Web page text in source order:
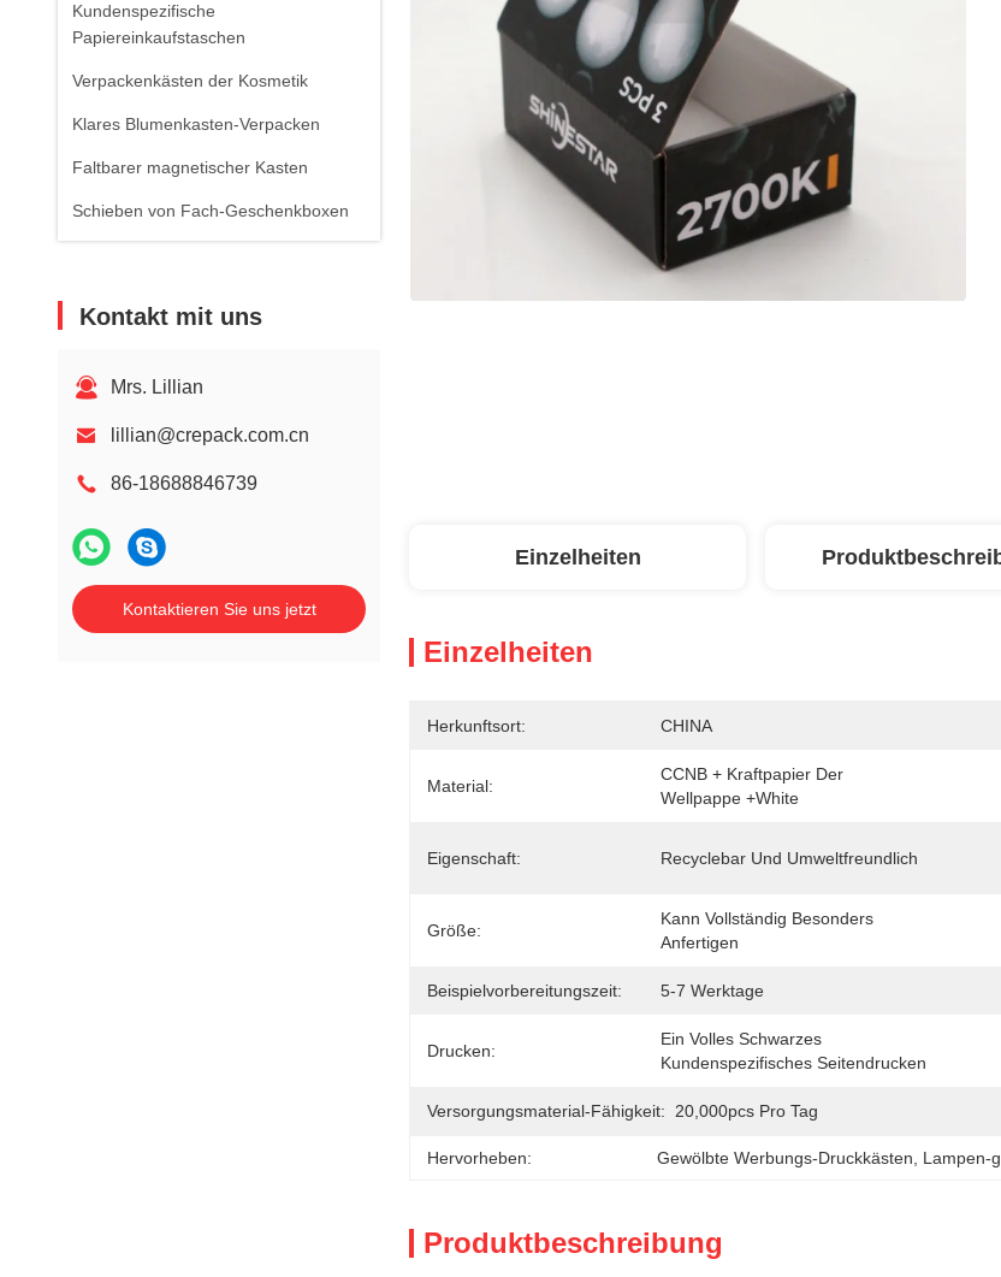
Kundenspezifische
Papiereinkaufstaschen
Verpackenkästen der Kosmetik
Klares Blumenkasten-Verpacken
Faltbarer magnetischer Kasten
Schieben von Fach-Geschenkboxen
Kontakt mit uns
Mrs. Lillian
lillian@crepack.com.cn
86-18688846739
Kontaktieren Sie uns jetzt
Einzelheiten
Einzelheiten
Herkunftsort: CHINA
Material:
CCNB + Kraftpapier Der
Wellpappe +white
Eigenschaft: Recyclebar Und Umweltfreundlich
Größe:
Kann Vollständig Besonders
Anfertigen
Beispielvorbereitungszeit: 5-7 Werktage
Drucken:
Ein Volles Schwarzes
Kundenspezifisches Seitendrucken
Versorgungsmaterial-Fähigkeit: 20,000pcs Pro Tag
Hervorheben: Gewölbte Werbungs-Druckkästen Lampen-
Produktbeschreibung